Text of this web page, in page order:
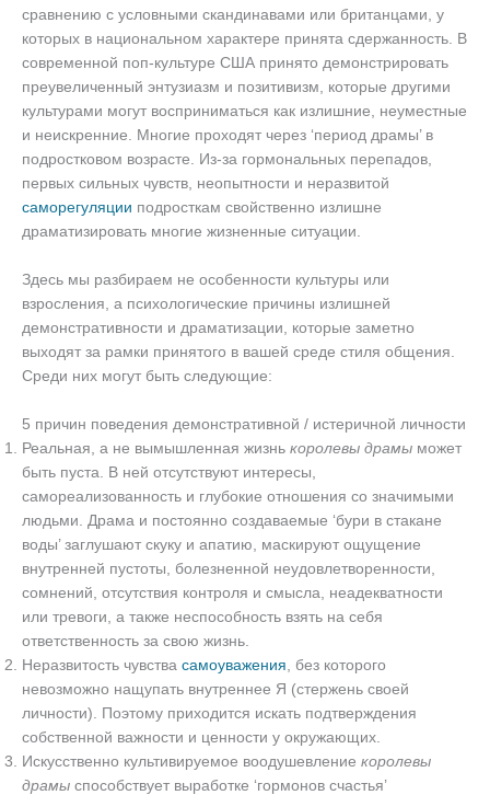
сравнению с условными скандинавами или британцами, у
которых в национальном характере принята сдержанность. В
современной поп-культуре США принято демонстрировать
преувеличенный энтузиазм и позитивизм, которые другими
культурами могут восприниматься как излишние, неуместные
и неискренние. Многие проходят через ‘период драмы’ в
подростковом возрасте. Из-за гормональных перепадов,
первых сильных чувств, неопытности и неразвитой
саморегуляции подросткам свойственно излишне
драматизировать многие жизненные ситуации.
Здесь мы разбираем не особенности культуры или
взросления, а психологические причины излишней
демонстративности и драматизации, которые заметно
выходят за рамки принятого в вашей среде стиля общения.
Среди них могут быть следующие:
5 причин поведения демонстративной / истеричной личности
Реальная, а не вымышленная жизнь королевы драмы может
быть пуста. В ней отсутствуют интересы,
самореализованность и глубокие отношения со значимыми
людьми. Драма и постоянно создаваемые ‘бури в стакане
воды’ заглушают скуку и апатию, маскируют ощущение
внутренней пустоты, болезненной неудовлетворенности,
сомнений, отсутствия контроля и смысла, неадекватности
или тревоги, а также неспособность взять на себя
ответственность за свою жизнь.
Неразвитость чувства самоуважения , без которого
невозможно нащупать внутреннее Я (стержень своей
личности). Поэтому приходится искать подтверждения
собственной важности и ценности у окружающих.
Искусственно культивируемое воодушевление королевы
драмы способствует выработке ‘гормонов счастья’